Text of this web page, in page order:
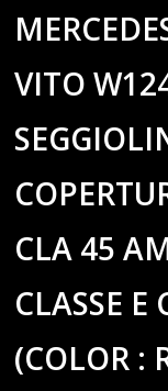
VITO
CLA 45
CLASSE
(COLOR :